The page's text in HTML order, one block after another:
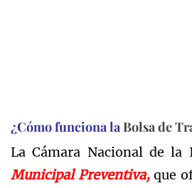
¿Cómo funciona laBolsa de
La Cámara Nacional de
Municipal Preventiva,que